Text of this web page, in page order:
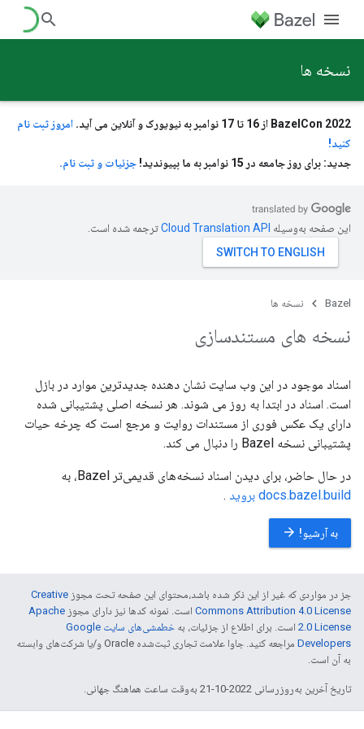
نسخه ها
BazelCon 2022 از 16 تا 17 نوامبر به نیویورک و آنلاین می آید.
امروز ثبت نام
کنید!
جدید: برای روز جامعه در 15 نوامبر به ما بپیوندید!
جزئیات و ثبت نام.
این صفحه به‌وسیله ترجمه شده است.
Bazel نسخه ها
نسخه های مستندسازی
اسناد موجود در این وب سایت نشان دهنده جدیدترین موارد در بازل
است. اسناد در ابتدا به روز می شوند. هر نسخه اصلی پشتیبانی شده
دارای یک عکس فوری از مستندات روایت و مرجع است که چرخه حیات
پشتیبانی نسخه Bazel را دنبال می کند.
در حال حاضر، برای دیدن اسناد نسخه‌های قدیمی‌تر Bazel، به
docs.bazel.build بروید
.
به آرشیو! arrow_forward
جز در مواردی که غیر از این ذکر شده باشد،‌محتوای این صفحه تحت مجوز Creative
Commons Attribution 4.0 License است. نمونه کدها نیز دارای مجوز Apache
2.0 License است. برای اطلاع از جزئیات، به
خطمشی‌های سایت Google
Developers‏
مراجعه کنید. جاوا علامت تجاری ثبت‌شده Oracle و/یا شرکت‌های وابسته
به آن است.
تاریخ آخرین به‌روزرسانی 2022-10-21 به‌وقت ساعت هماهنگ جهانی.